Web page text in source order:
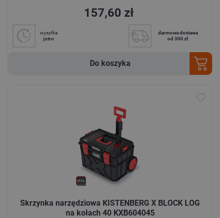
157,60 zł
wysyłka
jutro
darmowa dostawa
od 300 zł
Do koszyka
Skrzynka narzędziowa KISTENBERG X BLOCK LOG
na kołach 40 KXB604045